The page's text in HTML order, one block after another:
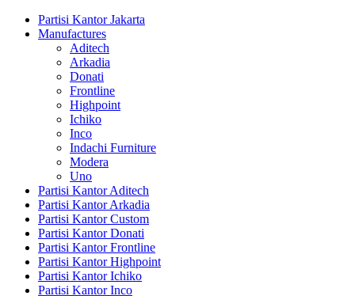
Partisi Kantor Jakarta
Manufactures
Aditech
Arkadia
Donati
Frontline
Highpoint
Ichiko
Inco
Indachi Furniture
Modera
Uno
Partisi Kantor Aditech
Partisi Kantor Arkadia
Partisi Kantor Custom
Partisi Kantor Donati
Partisi Kantor Frontline
Partisi Kantor Highpoint
Partisi Kantor Ichiko
Partisi Kantor Inco